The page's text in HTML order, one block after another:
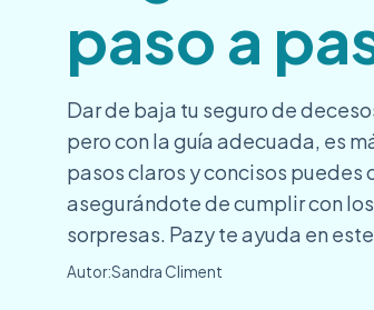
paso a
Dar de baja tu seguro de
pero con la guía adecuada, es
pasos claros y concisos
asegurándote de cumplir con
sorpresas. Pazy te ayuda en
Autor:Sandra Climent